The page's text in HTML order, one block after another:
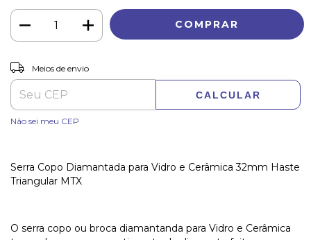
Entregas para o CEP:
Meios de envio
CALCULAR
Não sei meu CEP
Serra Copo Diamantada para Vidro e Cerâmica 32mm Haste
Triangular MTX
O serra copo ou broca diamantanda para Vidro e Cerâmica